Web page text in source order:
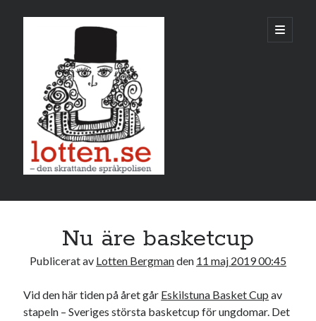
öppna
primär
Sidopanel
O T F L S
1 2 3 4 5
6 8 10 11 12
13 14 15 16 17 18 19
Nu äre basketcup
Publicerat av Lotten Bergmanden 11 maj 2019 00:45
Vid den här tiden på året går Eskilstuna Basket Cup av
stapeln – Sveriges största basketcup för ungdomar. Det